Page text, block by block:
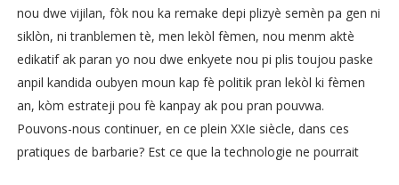
nou dwe vijilan, fòk nou ka remake depi plizyè semèn pa gen ni
siklòn, ni tranblemen tè, men lekòl fèmen, nou menm aktè
edikatif ak paran yo nou dwe enkyete nou pi plis toujou paske
anpil kandida oubyen moun kap fè politik pran lekòl ki fèmen
an, kòm estrateji pou fè kanpay ak pou pran pouvwa.
Pouvons-nous continuer, en ce plein XXIe siècle, dans ces
pratiques de barbarie? Est ce que la technologie ne pourrait